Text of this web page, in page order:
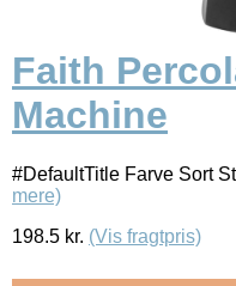
Faith
Machine
#DefaultTitle Farve Sort
mere)
198.5 kr. (Vis fragtpris)